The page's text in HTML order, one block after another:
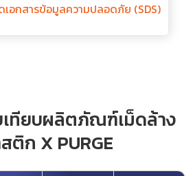
เอกสารข้อมูลความปลอดภัย (SDS)
เทียบผลิตภัณฑ์เม็ดล้าง
ติก X PURGE